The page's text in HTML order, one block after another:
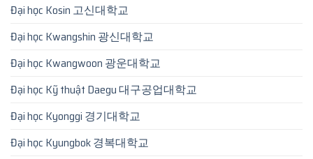
Đại học Kosin 고신대학교
Đại học Kwangshin 광신대학교
Đại học Kwangwoon 광운대학교
Đại học Kỹ thuật Daegu 대구공업대학교
Đại học Kyonggi 경기대학교
Đại học Kyungbok 경복대학교